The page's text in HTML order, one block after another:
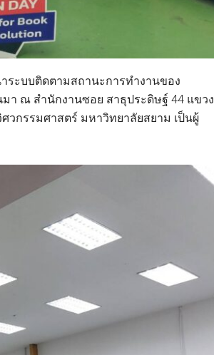
ระบบติดตามสถานะการทำงานของ
มา ณ สำนักงานซอย สาธุประดิษฐ์ 44 แขวง
กรรมศาสตร์ มหาวิทยาลัยสยาม เป็นผู้